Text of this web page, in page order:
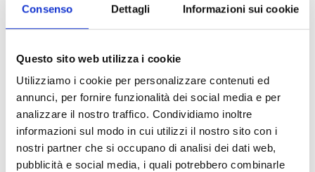
Consenso Dettagli Informazioni sui cookie
Questo sito web utilizza i cookie
Utilizziamo i cookie per personalizzare contenuti ed
annunci, per fornire funzionalità dei social media e per
analizzare il nostro traffico. Condividiamo inoltre
informazioni sul modo in cui utilizzi il nostro sito con i
nostri partner che si occupano di analisi dei dati web,
pubblicità e social media, i quali potrebbero combinarle
Accessori Basi EB00 - Materiali(47)
Documenti
Seleziona tutti
Accedi, prima di scaricare i contenuti con icona
lock
CERCA